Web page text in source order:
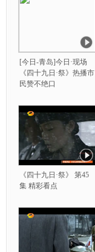
[今日-青岛]今日·现场
《四十九日·祭》热播市
民赞不绝口
《四十九日·祭》 第45
集 精彩看点